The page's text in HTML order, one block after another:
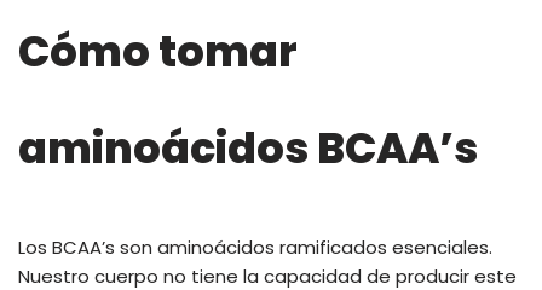
Cómo tomar
aminoácidos BCAA’s
Los BCAA’s son aminoácidos ramificados esenciales.
Nuestro cuerpo no tiene la capacidad de producir este